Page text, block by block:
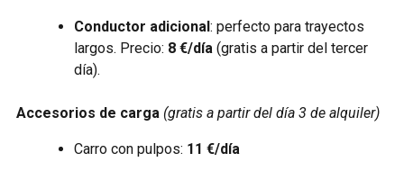
Conductor adicional: perfecto para trayectos
largos. Precio: 8 €/día (gratis a partir del tercer
día).
Accesorios de carga (gratis a partir del día 3 de alquiler)
Carro con pulpos: 11 €/día